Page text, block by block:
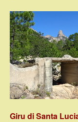
Giru di Santa